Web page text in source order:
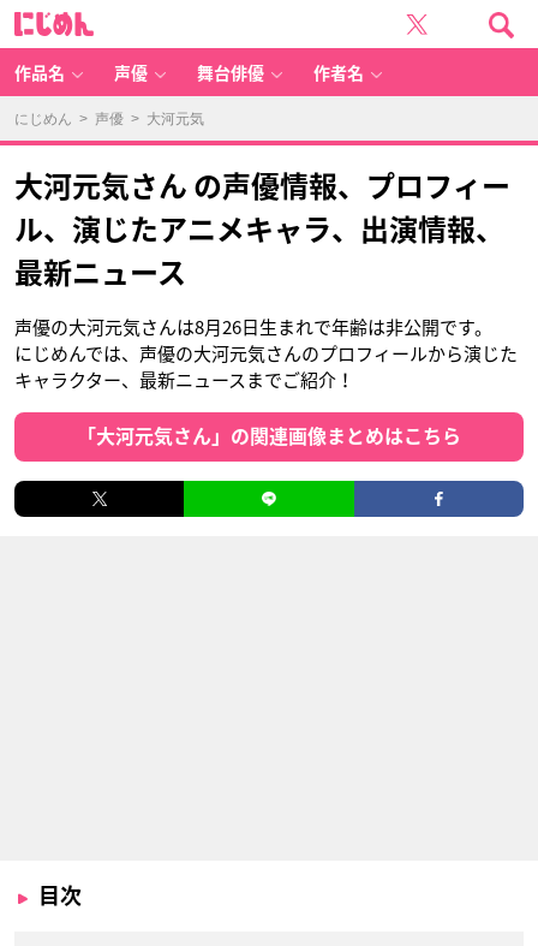
作品名 声優 舞台俳優 作者名
にじめん > 声優 > 大河元気
大河元気さん の声優情報、プロフィー
ル、演じたアニメキャラ、出演情報、
最新ニュース
声優の大河元気さんは8月26日生まれで年齢は非公開です。
にじめんでは、声優の大河元気さんのプロフィールから演じた
キャラクター、最新ニュースまでご紹介！
「大河元気さん」の関連画像まとめはこちら
目次